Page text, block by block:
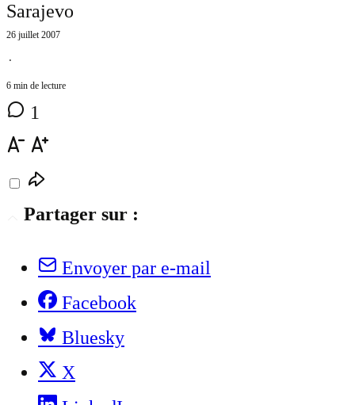
Sarajevo
26 juillet 2007
⋅
6 min de lecture
1
Partager sur :
Envoyer par e-mail
Facebook
Bluesky
X